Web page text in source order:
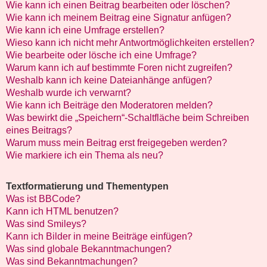
Wie kann ich einen Beitrag bearbeiten oder löschen?
Wie kann ich meinem Beitrag eine Signatur anfügen?
Wie kann ich eine Umfrage erstellen?
Wieso kann ich nicht mehr Antwortmöglichkeiten erstellen?
Wie bearbeite oder lösche ich eine Umfrage?
Warum kann ich auf bestimmte Foren nicht zugreifen?
Weshalb kann ich keine Dateianhänge anfügen?
Weshalb wurde ich verwarnt?
Wie kann ich Beiträge den Moderatoren melden?
Was bewirkt die „Speichern“-Schaltfläche beim Schreiben
eines Beitrags?
Warum muss mein Beitrag erst freigegeben werden?
Wie markiere ich ein Thema als neu?
Textformatierung und Thementypen
Was ist BBCode?
Kann ich HTML benutzen?
Was sind Smileys?
Kann ich Bilder in meine Beiträge einfügen?
Was sind globale Bekanntmachungen?
Was sind Bekanntmachungen?